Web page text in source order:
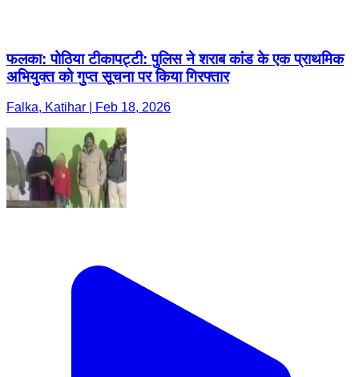
फलका: पोठिया टीकापट्टी: पुलिस ने शराब कांड के एक प्राथमिक
अभियुक्त को गुप्त सूचना पर किया गिरफ्तार
Falka, Katihar | Feb 18, 2026